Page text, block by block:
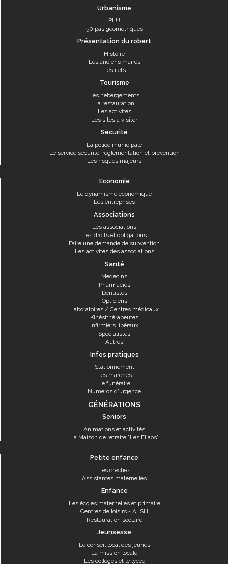
Urbanisme
PLU
50 pas géométriques
Présentation du robert
Histoire
Les anciens maires
Les îlets
Tourisme
Les hébergements
La restauration
Les activités
Les sites à visiter
Sécurité
La police municipale
Le service sécurité, réglementation et prévention
Les risques majeurs
Economie
Le dynamisme économique
Les entreprises
Associations
Les associations
Les droits et obligations
Faire une demande de subvention
Les activités des associations
Santé
Médecins
Pharmacies
Dentistes
Opticiens
Laboratoires / Centres médicaux
Kinésithérapeutes
Infirmiers libéraux
Spécialistes
Autres
Infos pratiques
Stationnement
Les marchés
Le funéraire
Numéros d'urgence
GÉNÉRATIONS
Seniors
Animations et activités
La Maison de retraite "Les Filaos"
Petite enfance
Les crèches
Assistantes maternelles
Enfance
Les écoles maternelles et primaire
Centres de loisirs - ALSH
Restauration scolaire
Jeunsesse
Le conseil local des jeunes
La mission locale
Les collèges et le lycée